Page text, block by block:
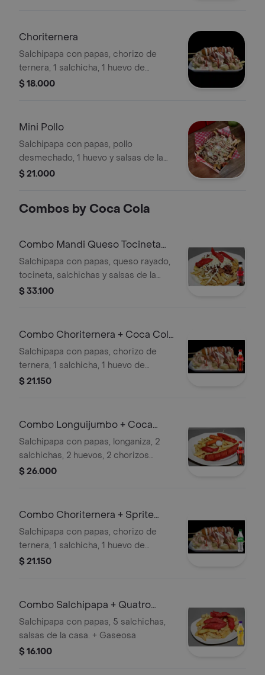
Choriternera
Salchipapa con papas, chorizo de
ternera, 1 salchicha, 1 huevo de
codorniz, salsas de la casa.
$ 18.000
Mini Pollo
Salchipapa con papas, pollo
desmechado, 1 huevo y salsas de la
casa.
$ 21.000
Combos by Coca Cola
Combo Mandi Queso Tocineta
+Cocacola S/az 250ML
Salchipapa con papas, queso rayado,
tocineta, salchichas y salsas de la
casa. + Gaseosa
$ 33.100
Combo Choriternera + Coca Cola
Original 400 ml
Salchipapa con papas, chorizo de
ternera, 1 salchicha, 1 huevo de
codorniz, salsas de la casa. +
$ 21.150
Combo Longuijumbo + Coca
Cola Original 400 ml
Salchipapa con papas, longaniza, 2
salchichas, 2 huevos, 2 chorizos
cocteleros y salsas de la casa. +
$ 26.000
Combo Choriternera + Sprite
Original 400ml
Salchipapa con papas, chorizo de
ternera, 1 salchicha, 1 huevo de
codorniz, salsas de la casa. +
$ 21.150
Combo Salchipapa + Quatro
Original 400ML
Salchipapa con papas, 5 salchichas,
salsas de la casa. + Gaseosa
$ 16.100